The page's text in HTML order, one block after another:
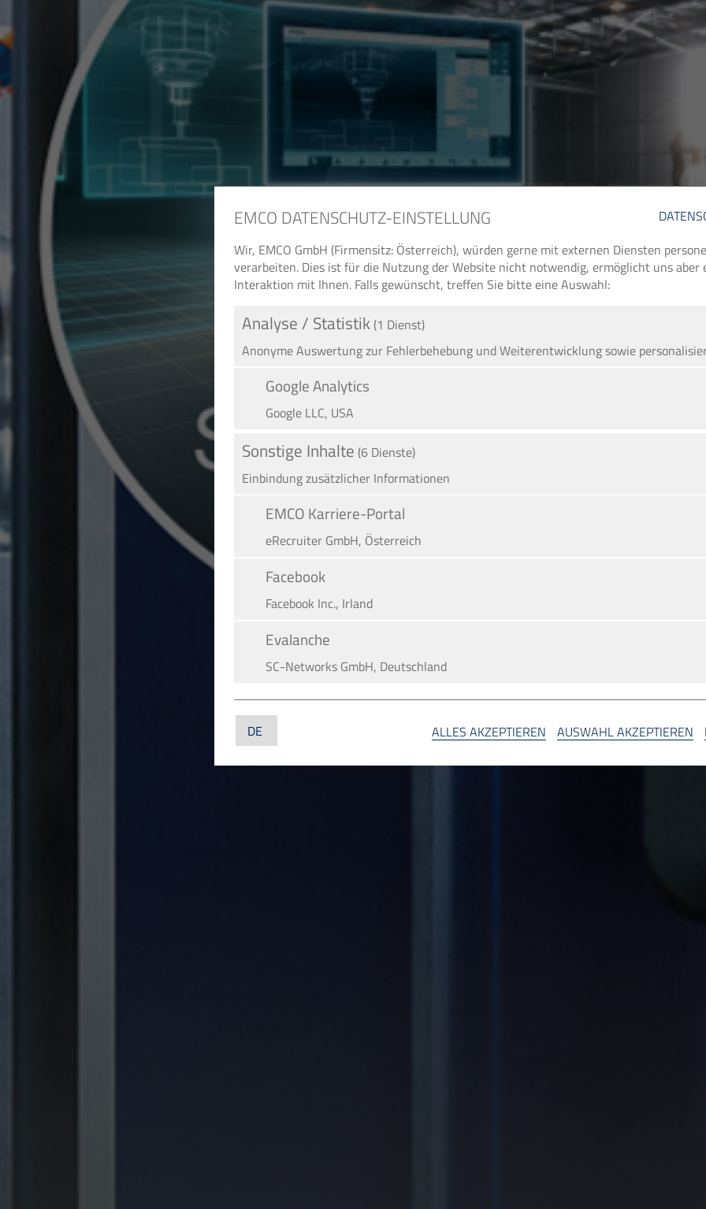
EMCO DATENSCHUTZ-EINSTELLUNG
Wir, EMCO GmbH (Firmensitz: Österreich), würden gerne mit externen Diensten
verarbeiten. Dies ist für die Nutzung der Website nicht notwendig, ermöglicht uns aber
Interaktion mit Ihnen. Falls gewünscht, treffen Sie bitte eine Auswahl:
Analyse / Statistik (1 Dienst)
Anonyme Auswertung zur Fehlerbehebung und Weiterentwicklung sowie
Google Analytics
Google LLC, USA
Sonstige Inhalte (6 Dienste)
Einbindung zusätzlicher Informationen
EMCO Karriere-Portal
eRe­crui­ter GmbH, Österreich
Facebook
Facebook Inc., Irland
Evalanche
SC-Networks GmbH, Deutschland
Google Maps
YouTube
ALLES AKZEPTIEREN AUSWAHL AKZEPTIEREN